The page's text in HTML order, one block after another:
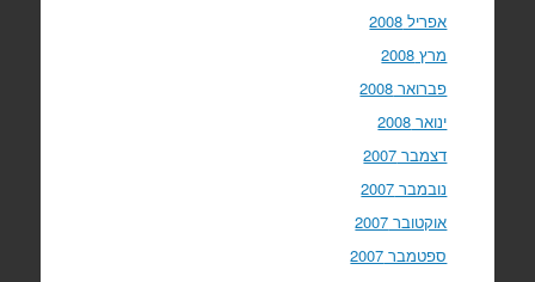
אפריל 2008
מרץ 2008
פברואר 2008
ינואר 2008
דצמבר 2007
נובמבר 2007
אוקטובר 2007
ספטמבר 2007